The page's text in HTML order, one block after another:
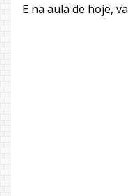
E na aula de hoje,